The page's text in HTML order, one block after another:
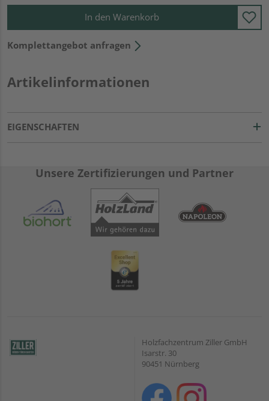
In den Warenkorb
Komplettangebot anfragen
Artikelinformationen
EIGENSCHAFTEN
Unsere Zertifizierungen und Partner
Holzfachzentrum Ziller GmbH
Isarstr. 30
90451 Nürnberg